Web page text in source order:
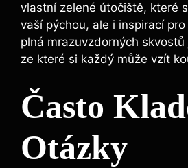
vlastní zelené útočiště, které
vaší pýchou, ale i inspirací
plná mrazuvzdorných
ze které si každý může vzít
Často
Otázky